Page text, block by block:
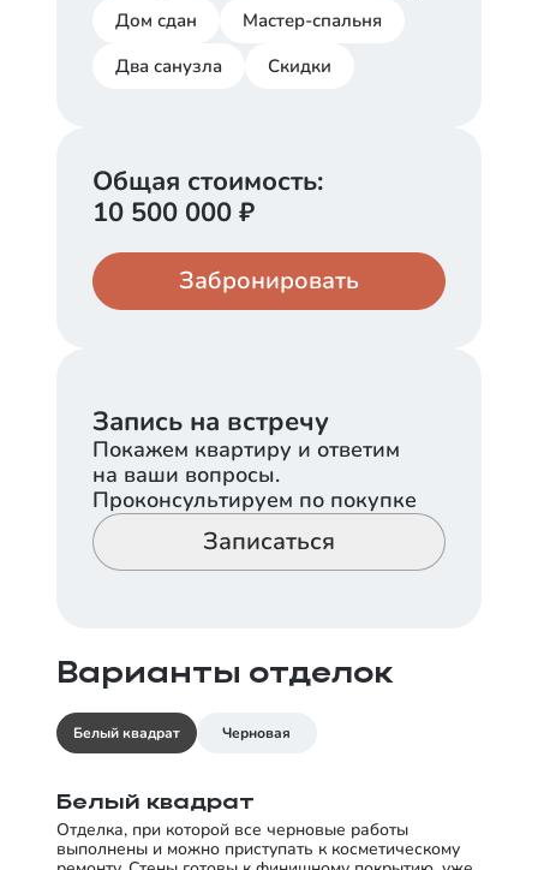
Дом сдан
Мастер-спальня
Два санузла
Скидки
Общая стоимость:
10 500 000₽
Забронировать
Запись на встречу
Покажем квартиру и ответим
на ваши вопросы.
Проконсультируем по покупке
Записаться
Варианты отделок
Белый квадрат Черновая
Белый квадрат
Отделка, при которой все черновые работы
выполнены и можно приступать к косметическому